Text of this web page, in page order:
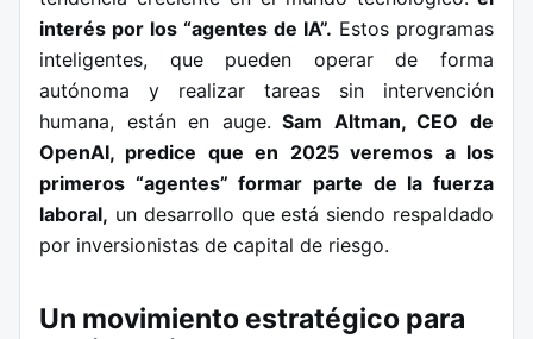
interés por los “agentes de IA”. Estos programas
inteligentes, que pueden operar de forma
autónoma y realizar tareas sin intervención
humana, están en auge. Sam Altman, CEO de
OpenAI, predice que en 2025 veremos a los
primeros “agentes” formar parte de la fuerza
laboral, un desarrollo que está siendo respaldado
por inversionistas de capital de riesgo.
Un movimiento estratégico para